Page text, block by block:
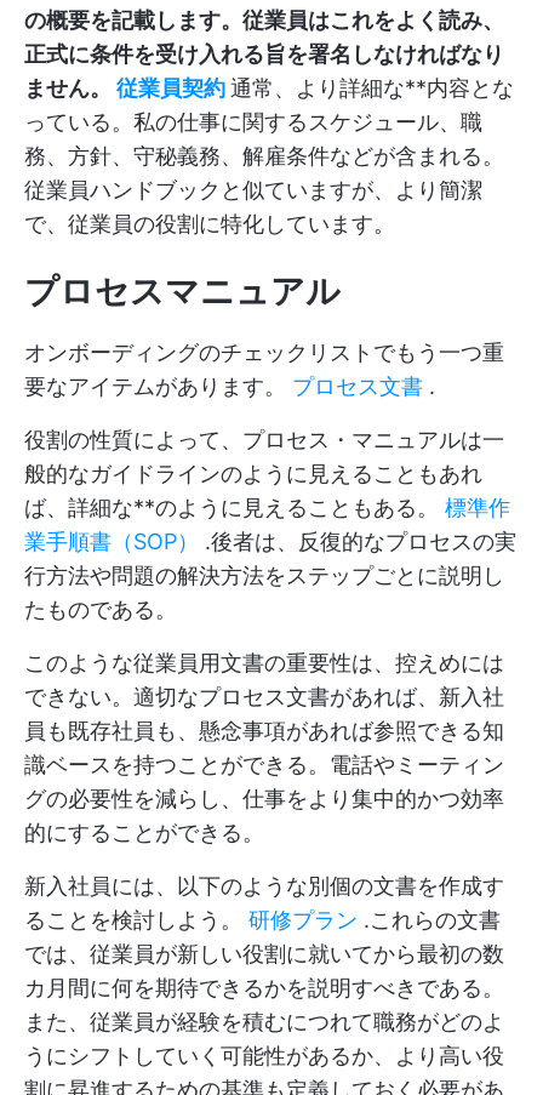
の概要を記載します。従業員はこれをよく読み、
正式に条件を受け入れる旨を署名しなければなり
ません。 従業員契約通常、より詳細な**内容とな
っている。私の仕事に関するスケジュール、職
務、方針、守秘義務、解雇条件などが含まれる。
従業員ハンドブックと似ていますが、より簡潔
で、従業員の役割に特化しています。
プロセスマニュアル
オンボーディングのチェックリストでもう一つ重
要なアイテムがあります。 プロセス文書 .
役割の性質によって、プロセス・マニュアルは一
般的なガイドラインのように見えることもあれ
ば、詳細な**のように見えることもある。 標準作
業手順書（SOP）
.後者は、反復的なプロセスの実
行方法や問題の解決方法をステップごとに説明し
たものである。
このような従業員用文書の重要性は、控えめには
できない。適切なプロセス文書があれば、新入社
員も既存社員も、懸念事項があれば参照できる知
識ベースを持つことができる。電話やミーティン
グの必要性を減らし、仕事をより集中的かつ効率
的にすることができる。
新入社員には、以下のような別個の文書を作成す
ることを検討しよう。 研修プラン .これらの文書
では、従業員が新しい役割に就いてから最初の数
カ月間に何を期待できるかを説明すべきである。
また、従業員が経験を積むにつれて職務がどのよ
うにシフトしていく可能性があるか、より高い役
割に昇進するための基準も定義しておく必要があ